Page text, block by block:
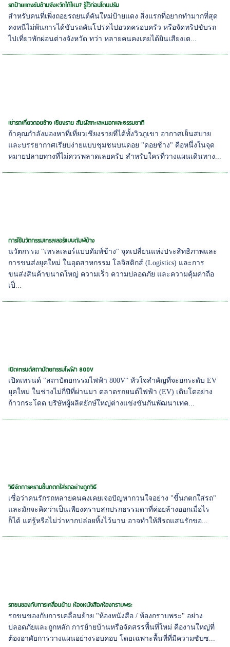
รถป้ายแดงขับข้ามจังหวัดได้ไหม? รู้ไว้ก่อนโดนปรับ
สำหรับคนที่เพิ่งถอยรถยนต์คันใหม่ป้ายแดง สิ่งแรกที่อยากทำมากที่สุด
คงหนีไม่พ้นการได้ขับรถคันโปรดไปอวดครอบครัว หรือจัดทริปขับรถ
ไปเที่ยวพักผ่อนต่างจังหวัด ทว่า หลายคนคงเคยได้ยินเสียงเต...
เช่ารถเที่ยวดอยช้าง เชียงราย สัมผัสทะเลหมอกและธรรมชาติ
ถ้าคุณกำลังมองหาที่เที่ยวเชียงรายที่ได้ทั้งวิวภูเขา อากาศเย็นสบาย
และบรรยากาศเรียบง่ายแบบชุมชนบนดอย "ดอยช้าง" คือหนึ่งในจุด
หมายปลายทางที่ไม่ควรพลาดเลยครับ สำหรับใครที่วางแผนเดินทาง...
การใช้นวัตกรรมเทรลเลอร์แบบดัมพ์ข้าง
นวัตกรรม "เทรลเลอร์แบบดัมพ์ข้าง" จุดเปลี่ยนแห่งประสิทธิภาพและ
การขนส่งยุคใหม่ ในอุตสาหกรรม โลจิสติกส์ (Logistics) และการ
ขนส่งสินค้าขนาดใหญ่ ความเร็ว ความปลอดภัย และความคุ้มค่าถือ
เป็...
เปิดเทรนด์สถาปัตยกรรมไฟฟ้า 800V
เปิดเทรนด์ "สถาปัตยกรรมไฟฟ้า 800V" หัวใจสำคัญที่จะยกระดับ EV
ยุคใหม่ ในช่วงไม่กี่ปีที่ผ่านมา ตลาดรถยนต์ไฟฟ้า (EV) เติบโตอย่าง
ก้าวกระโดด บริษัทผู้ผลิตยักษ์ใหญ่ต่างแข่งขันกันพัฒนาเทค...
วิธีจัดการคราบขี้นกตกใส่รถอย่างถูกวิธี
เชื่อว่าคนรักรถหลายคนคงเคยเจอปัญหากวนใจอย่าง "ขี้นกตกใส่รถ"
และมักจะคิดว่าเป็นเพียงคราบสกปรกธรรมดาที่ค่อยล้างออกเมื่อไร
ก็ได้ แต่รู้หรือไม่ว่าหากปล่อยทิ้งไว้นาน อาจทำให้สีรถแสนรักขอ...
รถขนของกับการเคลื่อนย้าย ห้องหนังสือ/ห้องกราบพระ
รถขนของกับการเคลื่อนย้าย "ห้องหนังสือ / ห้องกราบพระ" อย่าง
ปลอดภัยและถูกหลัก การย้ายบ้านหรือจัดสรรพื้นที่ใหม่ คืองานใหญ่ที่
ต้องอาศัยการวางแผนอย่างรอบคอบ โดยเฉพาะพื้นที่ที่มีความซับซ...